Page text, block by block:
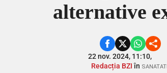
alternative
22 nov. 2024, 11:10,
Redacția BZIîn